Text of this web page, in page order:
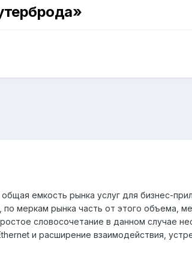
емкость рынка услуг для бизнес-
меркам рынка часть от этого объема,
словосочетание в данном случае
и расширение взаимодействия,